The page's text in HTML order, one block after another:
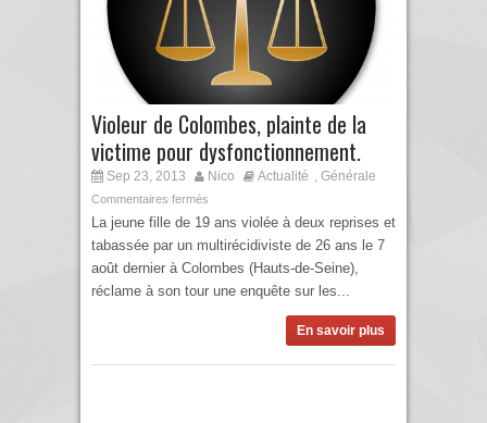
Violeur de Colombes, plainte de la
victime pour dysfonctionnement.
Sep 23, 2013 Nico Actualité Générale
Commentaires fermés
La jeune fille de 19 ans violée à deux reprises et
tabassée par un multirécidiviste de 26 ans le 7
août dernier à Colombes (Hauts-de-Seine),
réclame à son tour une enquête sur les...
En savoir plus